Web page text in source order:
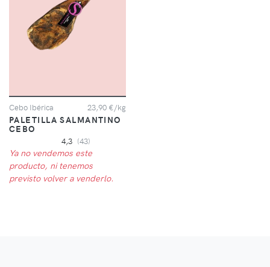
Cebo Ibérica 23,90 €/kg
PALETILLA SALMANTINO
CEBO
4,3 (43)
Ya no vendemos este
producto, ni tenemos
previsto volver a venderlo.